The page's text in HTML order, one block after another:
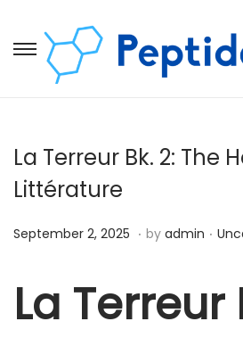
La Terreur Bk. 2: The
Littérature
Posted on
September 2, 2025 D
e
. by admin .
La Terreur